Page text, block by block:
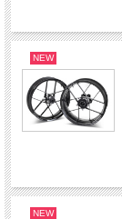
NEW
NEW